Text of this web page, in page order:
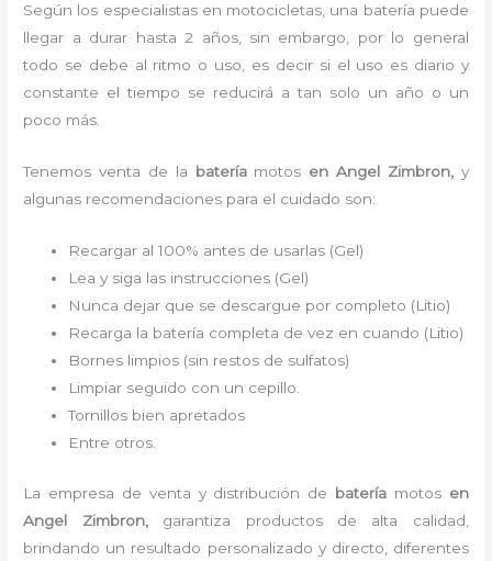
Según los especialistas en motocicletas, una batería puede
llegar a durar hasta 2 años, sin embargo, por lo general
todo se debe al ritmo o uso, es decir si el uso es diario y
constante el tiempo se reducirá a tan solo un año o un
poco más.
Tenemos venta de la bateríamotos en Angel Zimbron, y
algunas recomendaciones para el cuidado son:
Recargar al 100% antes de usarlas (Gel)
Lea y siga las instrucciones (Gel)
Nunca dejar que se descargue por completo (Litio)
Recarga la batería completa de vez en cuando (Litio)
Bornes limpios (sin restos de sulfatos)
Limpiar seguido con un cepillo.
Tornillos bien apretados
Entre otros.
La empresa de venta y distribución de batería motos en
Angel Zimbron, garantiza productos de alta calidad,
brindando un resultado personalizado y directo, diferentes